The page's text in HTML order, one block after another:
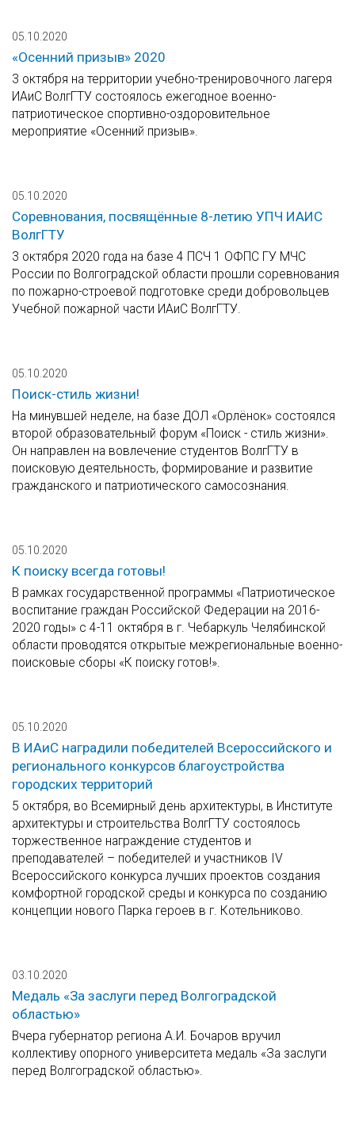
05.10.2020
«Осенний призыв» 2020
3 октября на территории учебно-тренировочного лагеря
ИАиС ВолгГТУ состоялось ежегодное военно-
патриотическое спортивно-оздоровительное
мероприятие «Осенний призыв».
05.10.2020
Соревнования, посвящённые 8-летию УПЧ ИАИС
ВолгГТУ
3 октября 2020 года на базе 4 ПСЧ 1 ОФПС ГУ МЧС
России по Волгоградской области прошли соревнования
по пожарно-строевой подготовке среди добровольцев
Учебной пожарной части ИАиС ВолгГТУ.
05.10.2020
Поиск-стиль жизни!
На минувшей неделе, на базе ДОЛ «Орлёнок» состоялся
второй образовательный форум «Поиск - стиль жизни».
Он направлен на вовлечение студентов ВолгГТУ в
поисковую деятельность, формирование и развитие
гражданского и патриотического самосознания.
05.10.2020
К поиску всегда готовы!
В рамках государственной программы «Патриотическое
воспитание граждан Российской Федерации на 2016-
2020 годы» с 4-11 октября в г. Чебаркуль Челябинской
области проводятся открытые межрегиональные военно-
поисковые сборы «К поиску готов!».
05.10.2020
В ИАиС наградили победителей Всероссийского и
регионального конкурсов благоустройства
городских территорий
5 октября, во Всемирный день архитектуры, в Институте
архитектуры и строительства ВолгГТУ состоялось
торжественное награждение студентов и
преподавателей – победителей и участников IV
Всероссийского конкурса лучших проектов создания
комфортной городской среды и конкурса по созданию
концепции нового Парка героев в г. Котельниково.
03.10.2020
Медаль «За заслуги перед Волгоградской
областью»
Вчера губернатор региона А.И. Бочаров вручил
коллективу опорного университета медаль «За заслуги
перед Волгоградской областью».